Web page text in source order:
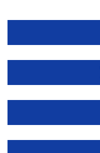
Görüş ve önerileriniz
Ürün resmi
Ürün
Ürün bilgilerinde
Ürün fiyatı diğer
Bu ürüne benzer